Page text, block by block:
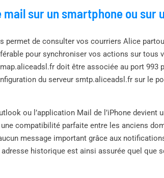
sur un smartphone ou sur
permet de consulter vos courriers Alice
pour synchroniser vos actions sur tous
doit être associée au port 993
du serveur smtp.aliceadsl.fr sur le
ou l’application Mail de l’iPhone devient
compatibilité parfaite entre les anciens
message important grâce aux
historique est ainsi assurée quel que